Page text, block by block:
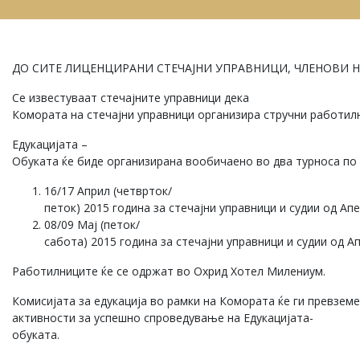
ДО СИТЕ ЛИЦЕНЦИРАНИ СТЕЧАЈНИ УПРАВНИЦИ, ЧЛЕНОВИ
Се известуваат стечајните управници дека
Комората на стечајни управници организира стручни
Едукацијата –
Обуката ќе биде организирана вообичаено во два турноса по
16/17 Април (четврток/
петок) 2015 година за стечајни управници и судии од
08/09 Мај (петок/
сабота) 2015 година за стечајни управници и судии од
Работилниците ќе се одржат во Охрид Хотел Милениум.
Комисијата за едукација во рамки на Комората ќе ги
активности за успешно спроведување на Едукацијата-
обуката.